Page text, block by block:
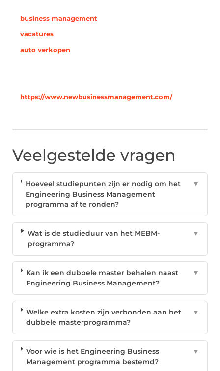
business management
vacatures
auto verkopen
https://www.newbusinessmanagement.com/
Veelgestelde vragen
Hoeveel studiepunten zijn er nodig om het
Engineering Business Management
programma af te ronden?
▼
Wat is de studieduur van het MEBM-
programma?
▼
Kan ik een dubbele master behalen naast
Engineering Business Management?
▼
Welke extra kosten zijn verbonden aan het
dubbele masterprogramma?
▼
Voor wie is het Engineering Business
Management programma bestemd?
▼